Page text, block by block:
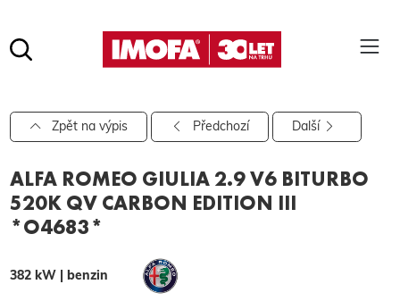
hledat
Pro vyhledávání zadejte alespoň 3 znaky.
Zpět na výpis Předchozí Další
ALFA ROMEO GIULIA 2.9 V6 BITURBO
520K QV CARBON EDITION III
*O4683*
382 kW | benzin